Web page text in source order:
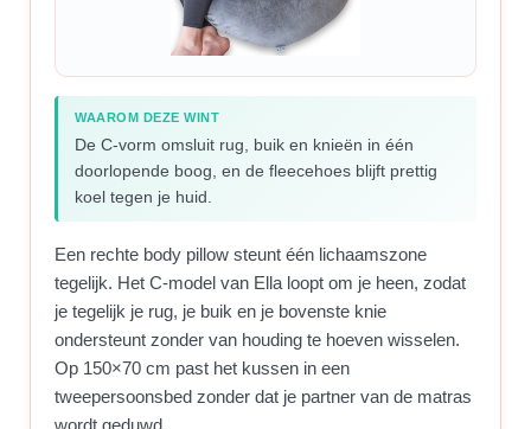
WAAROM DEZE WINT
De C-vorm omsluit rug, buik en knieën in één
doorlopende boog, en de fleecehoes blijft prettig
koel tegen je huid.
Een rechte body pillow steunt één lichaamszone
tegelijk. Het C-model van Ella loopt om je heen, zodat
je tegelijk je rug, je buik en je bovenste knie
ondersteunt zonder van houding te hoeven wisselen.
Op 150×70 cm past het kussen in een
tweepersoonsbed zonder dat je partner van de matras
wordt geduwd.